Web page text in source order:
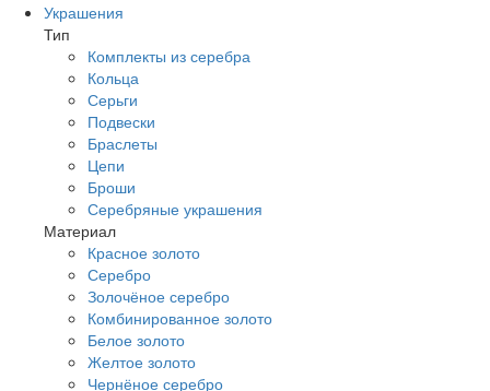
Украшения
Тип
Комплекты из серебра
Кольца
Серьги
Подвески
Браслеты
Цепи
Броши
Серебряные украшения
Материал
Красное золото
Серебро
Золочёное серебро
Комбинированное золото
Белое золото
Желтое золото
Чернёное серебро